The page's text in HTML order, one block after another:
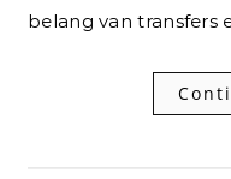
belang van transfers